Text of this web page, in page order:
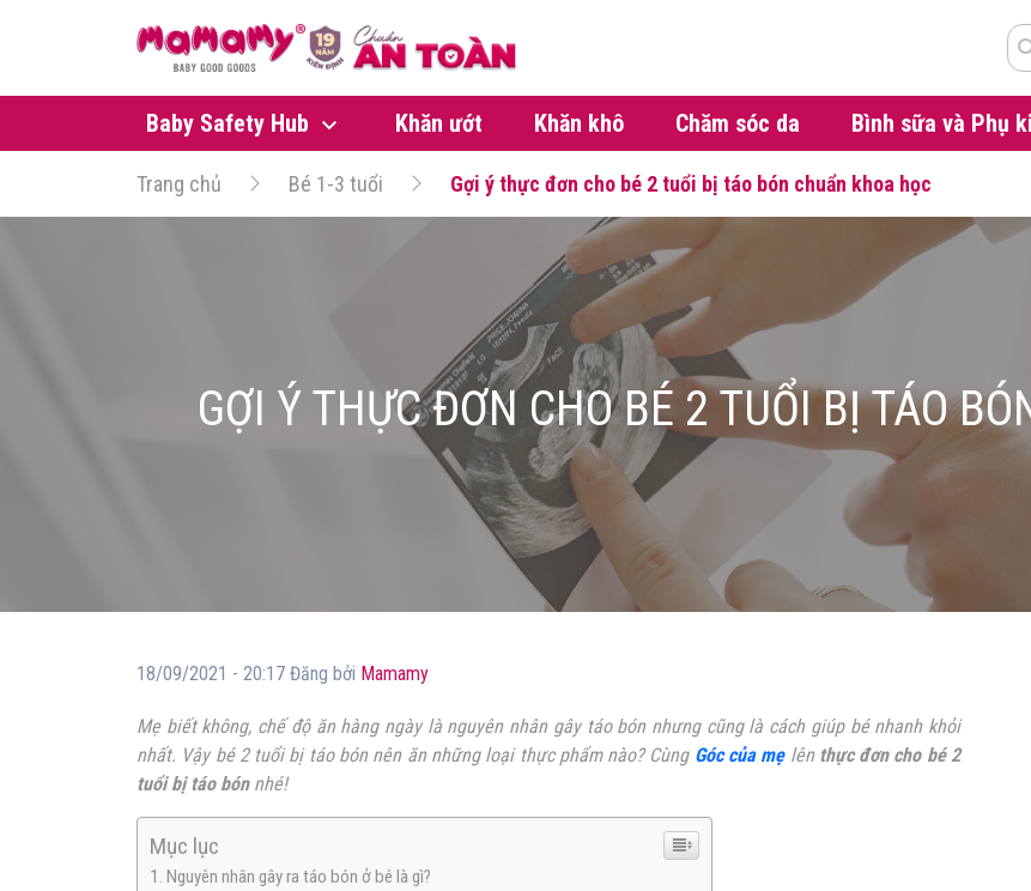
Baby Safety Hub Khăn ướt Khăn khô Chăm sóc da Bình sữa và Phụ
Trang chủ Bé 1-3 tuổi Gợi ý thực đơn cho bé 2 tuổi bị táo bón chuẩn khoa học
GỢI Ý THỰC ĐƠN CHO BÉ 2 TUỔI BỊ TÁO
18/09/2021 - 20:17 Đăng bởi Mamamy
Mẹ biết không, chế độ ăn hàng ngày là nguyên nhân gây táo bón nhưng cũng là cách giúp bé nhanh khỏi
nhất. Vậy bé 2 tuổi bị táo bón nên ăn những loại thực phẩm nào? Cùng Góc của mẹlên thực đơn cho bé 2
tuổi bị táo bónnhé!
Mục lục
1. Nguyên nhân gây ra táo bón ở bé là gì?